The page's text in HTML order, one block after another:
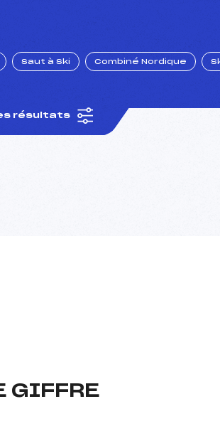
Saut à Ski Combiné Nordique
résultats
GIFFRE